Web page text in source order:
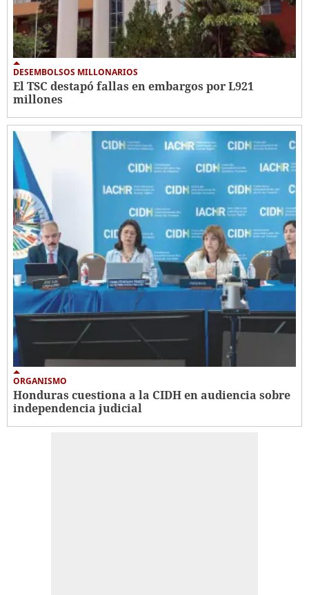
DESEMBOLSOS MILLONARIOS
El TSC destapó fallas en embargos por L921
millones
ORGANISMO
Honduras cuestiona a la CIDH en audiencia sobre
independencia judicial